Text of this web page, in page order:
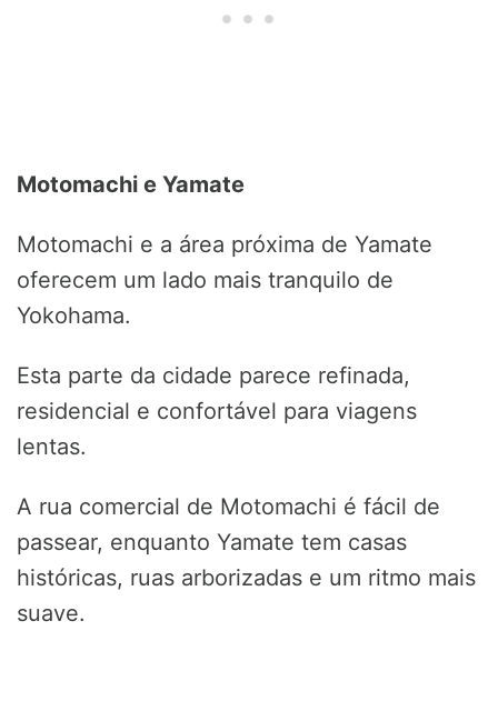
Motomachi e Yamate
Motomachi e a área próxima de Yamate
oferecem um lado mais tranquilo de
Yokohama.
Esta parte da cidade parece refinada,
residencial e confortável para viagens
lentas.
A rua comercial de Motomachi é fácil de
passear, enquanto Yamate tem casas
históricas, ruas arborizadas e um ritmo mais
suave.